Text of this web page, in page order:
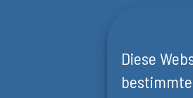
Diese